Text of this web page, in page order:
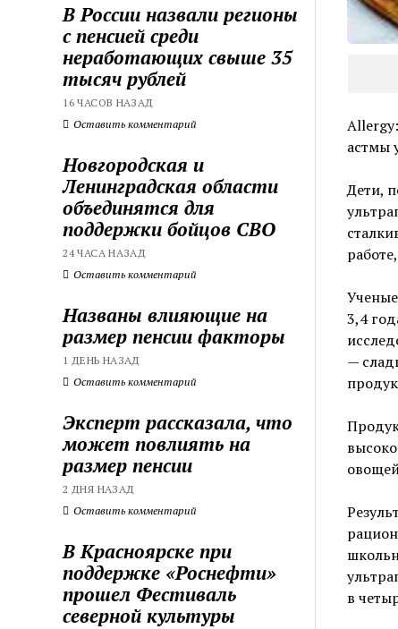
В России назвали регионы
с пенсией среди
неработающих свыше 35
тысяч рублей
16 ЧАСОВ НАЗАД
Оставить комментарий
Новгородская и
Ленинградская области
объединятся для
поддержки бойцов СВО
24 ЧАСА НАЗАД
Оставить комментарий
Названы влияющие на
размер пенсии факторы
1 ДЕНЬ НАЗАД
Оставить комментарий
Эксперт рассказала, что
может повлиять на
размер пенсии
2 ДНЯ НАЗАД
Оставить комментарий
В Красноярске при
поддержке «Роснефти»
прошел Фестиваль
северной культуры
астмы
Дети,
3,4
—
в